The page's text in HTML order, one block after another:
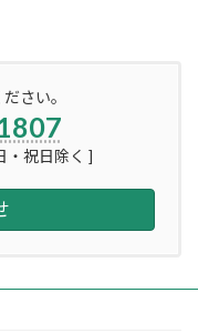
さい。
・祝日除く ]